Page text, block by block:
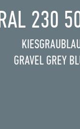
RAL 230
GRAVEL GREY